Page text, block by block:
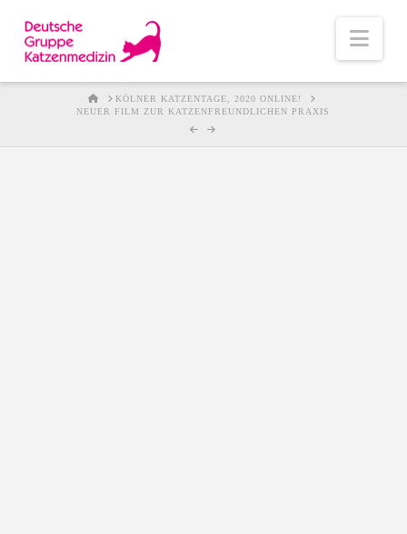
HOMEKÖLNER KATZENTAGE, 2020 ONLINE!
NEUER FILM ZUR KATZENFREUNDLICHEN PRAXIS